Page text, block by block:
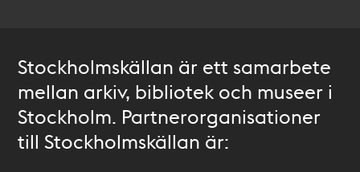
Stockholmskällan är ett samarbete
mellan arkiv, bibliotek och museer i
Stockholm. Partnerorganisationer
till Stockholmskällan är: